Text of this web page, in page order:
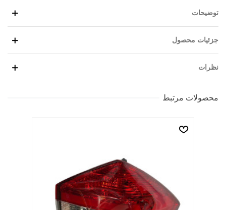
توضیحات
جزئیات محصول
نظرات
محصولات مرتبط